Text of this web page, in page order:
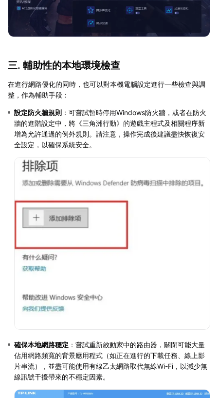
三. 輔助性的本地環境檢查
在進行網路優化的同時，也可以對本機電腦設定進行一些檢查與調
整，作為輔助手段：
設定防火牆規則 ：可嘗試暫時停用Windows防火牆，或者在防火
牆的進階設定中，將《三角洲行動》的遊戲主程式及相關程序新
增為允許通過的例外規則。請注意，操作完成後建議盡快恢復安
全設定，以確保系統安全。
確保本地網路穩定 ：嘗試重新啟動家中的路由器，關閉可能大量
佔用網路頻寬的背景應用程式（如正在進行的下載任務、線上影
片串流），並盡可能使用有線乙太網路取代無線Wi-Fi，以減少無
線訊號干擾帶來的不穩定因素。